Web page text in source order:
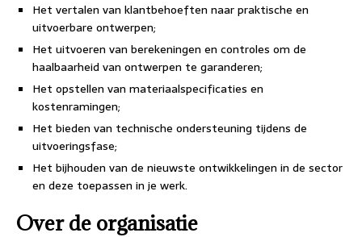
Het vertalen van klantbehoeften naar praktische en
uitvoerbare ontwerpen;
Het uitvoeren van berekeningen en controles om de
haalbaarheid van ontwerpen te garanderen;
Het opstellen van materiaalspecificaties en
kostenramingen;
Het bieden van technische ondersteuning tijdens de
uitvoeringsfase;
Het bijhouden van de nieuwste ontwikkelingen in de sector
en deze toepassen in je werk.
Over de organisatie